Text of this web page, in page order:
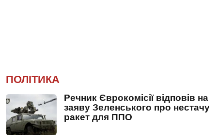
ПОЛІТИКА
Речник Єврокомісії відповів на
заяву Зеленського про нестачу
ракет для ППО